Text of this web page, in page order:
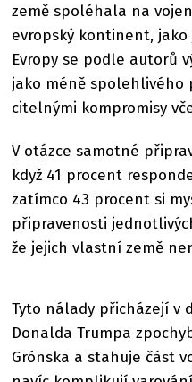
země spoléhala na
evropský kontinent,
Evropy se podle autorů
jako méně spolehlivého
citelnými kompromisy
V otázce samotné
když 41 procent
zatímco 43 procent si
připravenosti
že jejich vlastní země
Tyto nálady přicházejí v
Donalda Trumpa
Grónska a stahuje část